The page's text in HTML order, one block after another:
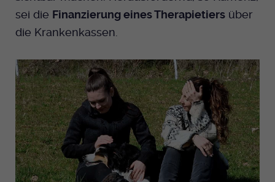
sei die Finanzierung eines Therapietiers über
die Krankenkassen.